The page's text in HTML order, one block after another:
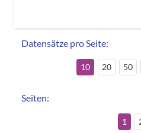
Datensätze pro Seite:
10 20 50
Seiten:
1